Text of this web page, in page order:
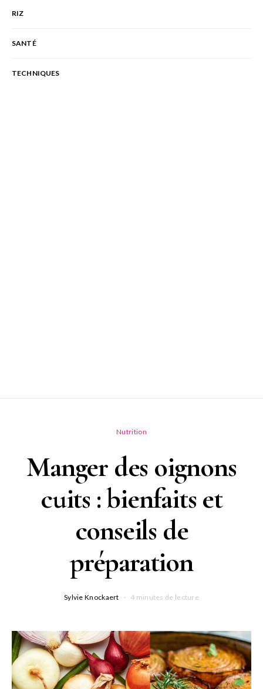
RIZ
SANTÉ
TECHNIQUES
Nutrition
Manger des oignons
cuits : bienfaits et
conseils de
préparation
Sylvie Knockaert 4 minutes de lecture